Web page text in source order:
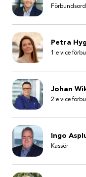
Petra
1:e vice
Johan
2:e vice
Ingo
Kassör